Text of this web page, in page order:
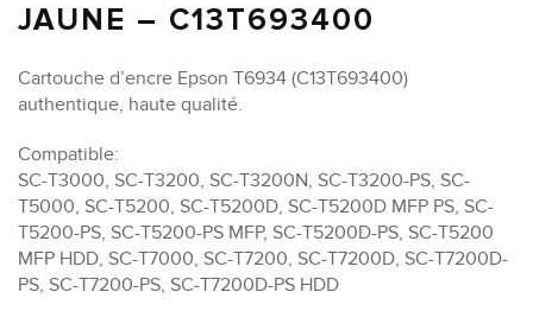
JAUNE – C13T693400
Cartouche d’encre Epson T6934 (C13T693400)
authentique, haute qualité.
Compatible:
SC-T3000, SC-T3200, SC-T3200N, SC-T3200-PS, SC-
T5000, SC-T5200, SC-T5200D, SC-T5200D MFP PS, SC-
T5200-PS, SC-T5200-PS MFP, SC-T5200D-PS, SC-T5200
MFP HDD, SC-T7000, SC-T7200, SC-T7200D, SC-T7200D-
PS, SC-T7200-PS, SC-T7200D-PS HDD